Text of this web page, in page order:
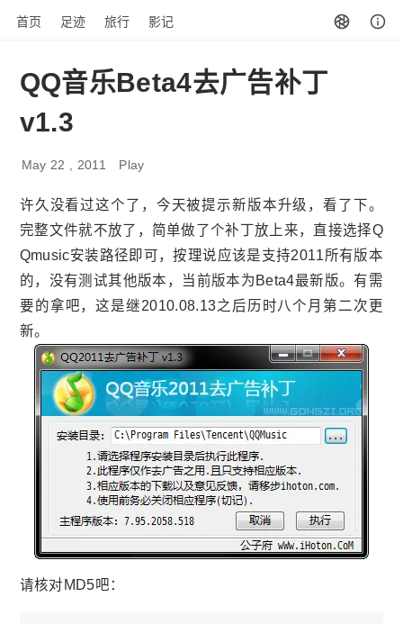
首页 足迹 旅行 影记
QQ音乐Beta4去广告补丁
v1.3
May 22 , 2011 Play
许久没看过这个了，今天被提示新版本升级，看了下。
完整文件就不放了，简单做了个补丁放上来，直接选择Q
Qmusic安装路径即可，按理说应该是支持2011所有版本
的，没有测试其他版本，当前版本为Beta4最新版。有需
要的拿吧，这是继2010.08.13之后历时八个月第二次更
新。
请核对MD5吧：